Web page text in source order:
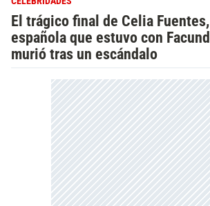
El trágico final de Celia
española que estuvo con
murió tras un escándalo